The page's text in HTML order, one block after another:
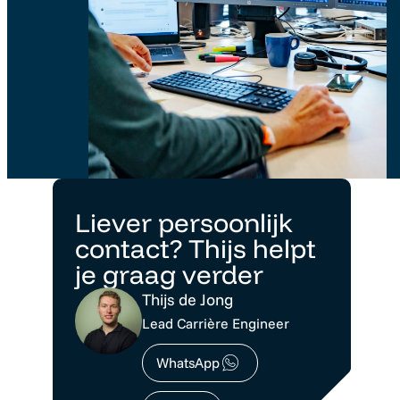
Liever persoonlijk
contact? Thijs helpt
je graag verder
Thijs de Jong
Lead Carrière Engineer
WhatsApp